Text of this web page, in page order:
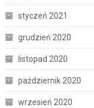
styczeń 2021
grudzień 2020
listopad 2020
październik 2020
wrzesień 2020